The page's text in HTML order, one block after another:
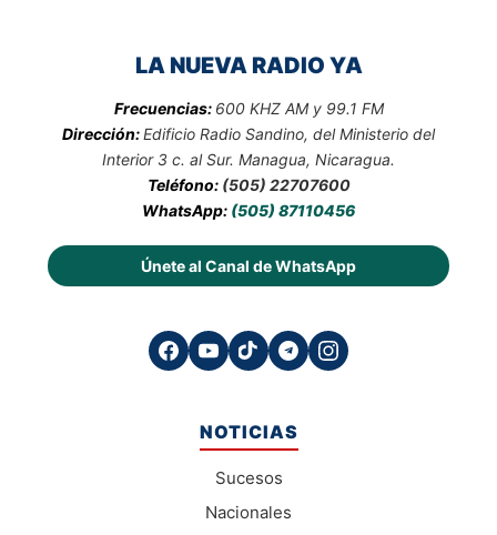
LA NUEVA RADIO YA
Frecuencias: 600 KHZ AM y 99.1 FM
Dirección:Edificio Radio Sandino, del Ministerio del
Interior 3 c. al Sur. Managua, Nicaragua.
Teléfono: (505) 22707600
WhatsApp: (505) 87110456
Únete al Canal de WhatsApp
NOTICIAS
Sucesos
Nacionales